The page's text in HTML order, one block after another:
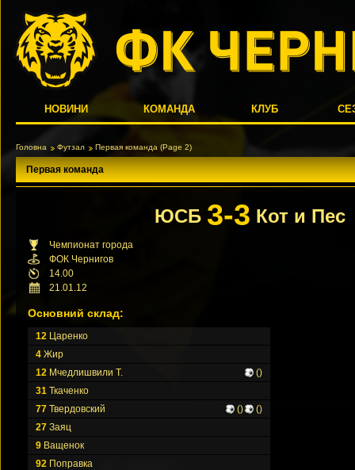
НОВИНИ КОМАНДА КЛУБ
Головна Футзал Первая команда (Page 2)
Первая команда
ЮСБ 3-3 Кот и Пес
Чемпионат города
ФОК Чернигов
14.00
21.01.12
Основний склад:
12 Царенко
4 Жир
12 Мчедлишвили Т.
()
31 Ткаченко
77 Твердовский ()
()
27 Заяц
9 Ващенок
92 Поправка